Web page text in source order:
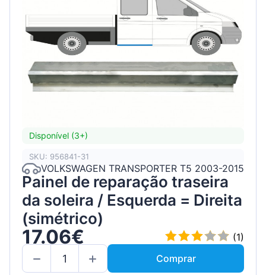
Disponível (3+)
SKU: 956841-31
VOLKSWAGEN TRANSPORTER T5 2003-2015
Painel de reparação traseira
da soleira / Esquerda = Direita
(simétrico)
17.06€
(1)
Comprar